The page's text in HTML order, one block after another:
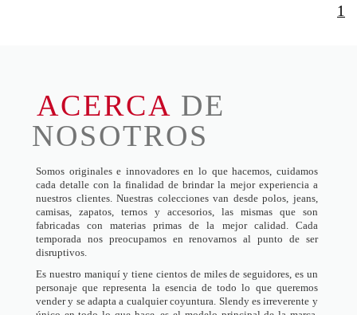
1
ACERCA DE
NOSOTROS
Somos originales e innovadores en lo que hacemos, cuidamos
cada detalle con la finalidad de brindar la mejor experiencia a
nuestros clientes. Nuestras colecciones van desde polos, jeans,
camisas, zapatos, ternos y accesorios, las mismas que son
fabricadas con materias primas de la mejor calidad. Cada
temporada nos preocupamos en renovarnos al punto de ser
disruptivos.
Es nuestro maniquí y tiene cientos de miles de seguidores, es un
personaje que representa la esencia de todo lo que queremos
vender y se adapta a cualquier coyuntura. Slendy es irreverente y